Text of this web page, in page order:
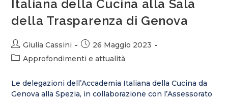
Italiana della Cucina alla Sala
della Trasparenza di Genova
Giulia Cassini
26 Maggio 2023
Approfondimenti e attualità
Le delegazioni dell’Accademia Italiana della Cucina da
Genova alla Spezia, in collaborazione con l’Assessorato